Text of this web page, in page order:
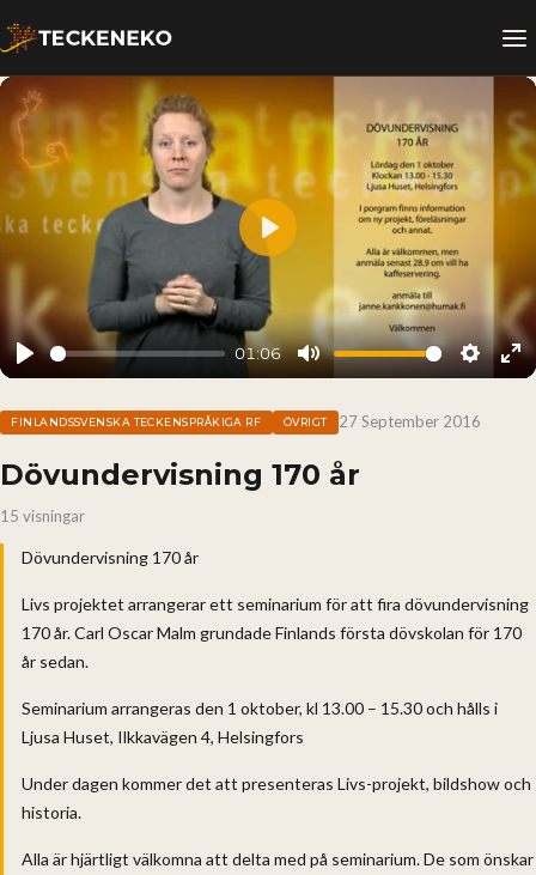
Play
01:06
Mute
Play
FINLANDSSVENSKA TECKENSPRÅKIGA RF ÖVRIGT 27 September 2016
Dövundervisning 170 år
15 visningar
Dövundervisning 170 år
Livs projektet arrangerar ett seminarium för att fira dövundervisning
170 år. Carl Oscar Malm grundade Finlands första dövskolan för 170
år sedan.
Seminarium arrangeras den 1 oktober, kl 13.00 – 15.30 och hålls i
Ljusa Huset, Ilkkavägen 4, Helsingfors
Under dagen kommer det att presenteras Livs-projekt, bildshow och
historia.
Alla är hjärtligt välkomna att delta med på seminarium. De som önskar